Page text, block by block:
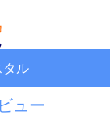
ル
ュー